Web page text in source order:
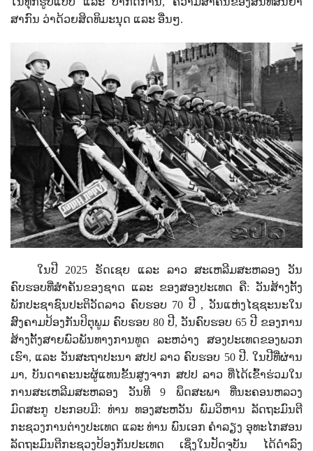
ສາກົນ ວ່າດ້ວຍສິດທິມະນຸດ ແລະ ອື່ນໆ.
ໃນປີ 2025 ຣັດເຊຍ ແລະ ລາວ ສະເຫລີມສະຫລອງ ວັນ
ຄົບຮອບທີ່ສຳຄັນຂອງຊາດ ແລະ ຂອງສອງປະເທດ ຄື: ວັນສ້າງຕັ້ງ
ພັກປະຊາຊົນປະຕິວັດລາວ ຄົບຮອບ 70 ປີ , ວັນແຫ່ງໄຊຊະນະໃນ
ສົງຄາມປ້ອງກັນປິຕຸພູມ ຄົບຮອບ 80 ປີ, ວັນຄົບຮອບ 65 ປີ ຂອງການ
ສ້າງຕັ້ງສາຍພົວພັນທາງການທູດ ລະຫວ່າງ ສອງປະເທດຂອງພວກ
ເຮົາ, ແລະ ວັນສະຖາປະນາ ສປປ ລາວ ຄົບຮອບ 50 ປີ. ໃນປີທີ່ຜ່ານ
ມາ,ບັນດາຄະນະຜູ້ແທນຂັ້ນສູງຈາກ ສປປ ລາວ ທີ່ໄດ້ເຂົ້າຮ່ວມໃນ
ການສະເຫລີມສະຫລອງ ວັນທີ 9 ພຶດສະພາ ທີ່ນະຄອນຫລວງ
ມົດສະກູ ປະກອບມີ: ທ່ານ ທອງສະຫວັນ ພົມວິຫານ ລັດຖະມົນຕີ
ກະຊວງການຕ່າງປະເທດ ແລະ ທ່ານ ພົນເອກ ຄຳລຽງ ອຸທະໄກສອນ
ລັດຖະມົນຕີກະຊວງປ້ອງກັນປະເທດ ເຊິ່ງໃນປັດຈຸບັນ ໄດ້ດຳລົງ